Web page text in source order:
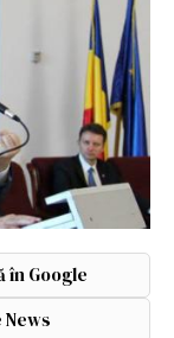
în Google